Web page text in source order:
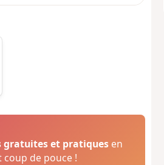
et pratiques en
de pouce !